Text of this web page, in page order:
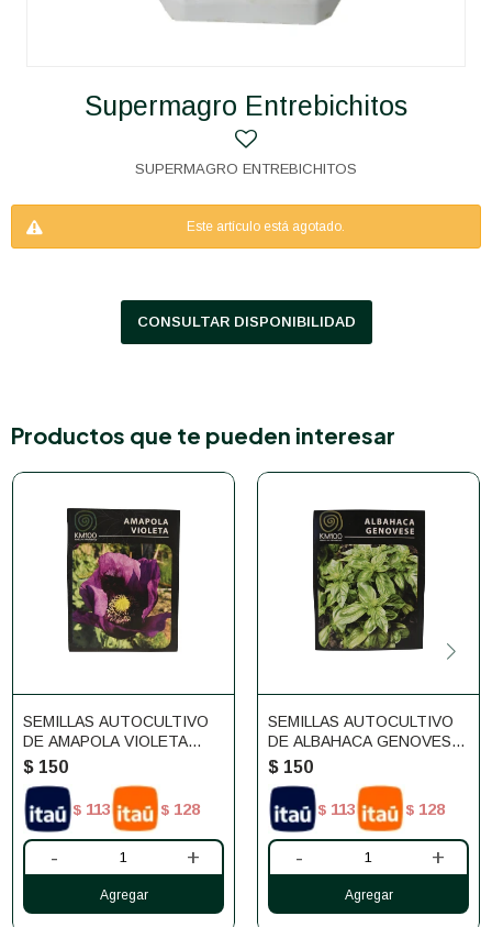
Supermagro Entrebichitos
SUPERMAGRO ENTREBICHITOS
Este artículo está agotado.
CONSULTAR DISPONIBILIDAD
Productos que te pueden interesar
SEMILLAS AUTOCULTIVO
DE AMAPOLA VIOLETA
KM100
$ 150
$ 113 $ 128
- +
SEMILLAS AUTOCULTIVO
DE ALBAHACA GENOVESE
KM100
$ 150
$ 113 $ 128
- +